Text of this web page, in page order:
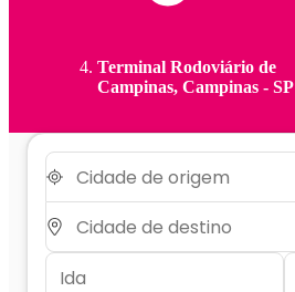
Terminal Rodoviário de
Campinas, Campinas - SP